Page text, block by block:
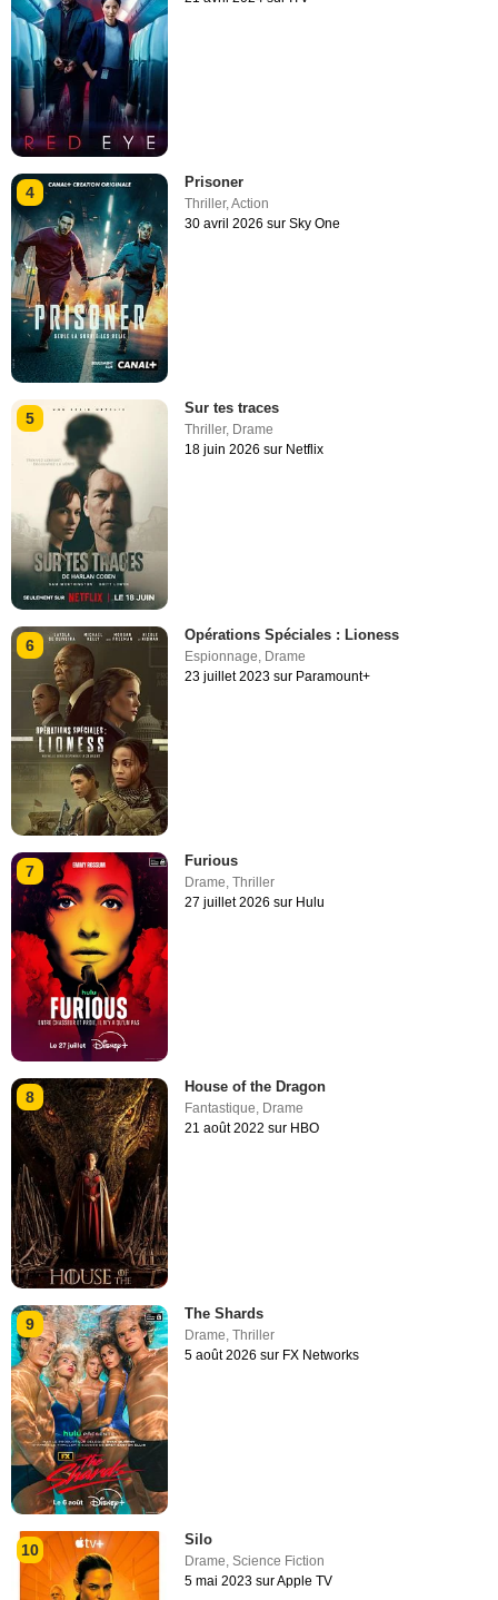
4
Prisoner
Thriller,Action
30 avril 2026 sur Sky One
5
Sur tes traces
Thriller, Drame
18 juin 2026 sur Netflix
6
Opérations Spéciales : Lioness
Espionnage Drame
23 juillet 2023 sur Paramount+
7
Furious
Drame,Thriller
27 juillet 2026 sur Hulu
8
House of the Dragon
Fantastique, Drame
21 août 2022 sur HBO
9
The Shards
Drame ,Thriller
5 août 2026 sur FX Networks
10
Silo
Drame,Science Fiction
5 mai 2023 sur Apple TV